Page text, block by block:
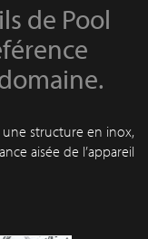
de Pool
une structure en inox,
aisée de l’appareil